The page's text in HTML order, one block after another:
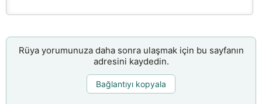
Rüya yorumunuza daha sonra ulaşmak için bu sayfanın
adresini kaydedin.
Bağlantıyı kopyala